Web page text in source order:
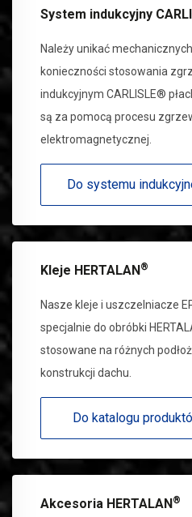
System indukcyjny
Należy unikać
konieczności stosowania
indukcyjnym CARLISLE®
są za pomocą procesu
elektromagnetycznej.
Do systemu
Kleje HERTALAN®
Nasze kleje i uszczelniacze
specjalnie do obróbki
stosowane na różnych
konstrukcji dachu.
Do katalogu
Akcesoria HERTALAN®